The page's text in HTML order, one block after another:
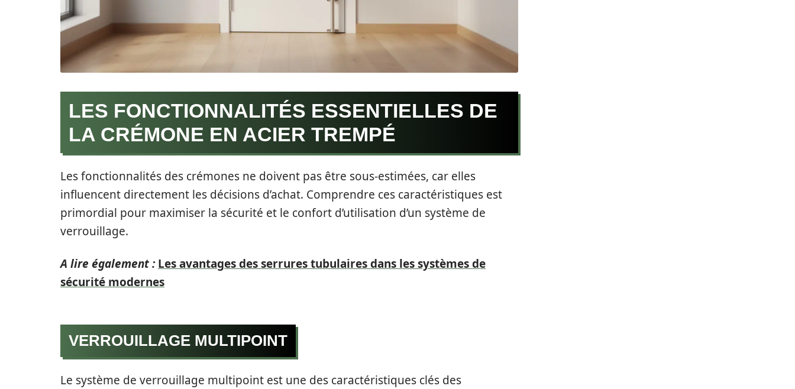
LES FONCTIONNALITÉS ESSENTIELLES DE
LA CRÉMONE EN ACIER TREMPÉ
Les fonctionnalités des crémones ne doivent pas être sous-estimées, car elles
influencent directement les décisions d’achat. Comprendre ces caractéristiques est
primordial pour maximiser la sécurité et le confort d’utilisation d’un système de
verrouillage.
A lire également : Les avantages des serrures tubulaires dans les systèmes de
sécurité modernes
VERROUILLAGE MULTIPOINT
Le système de verrouillage multipoint est une des caractéristiques clés des